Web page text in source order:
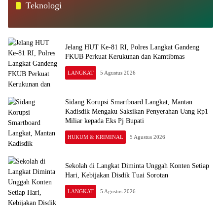
Teknologi
Jelang HUT Ke-81 RI, Polres Langkat Gandeng
FKUB Perkuat Kerukunan dan Kamtibmas
LANGKAT 5 Agustus 2026
Sidang Korupsi Smartboard Langkat, Mantan
Kadisdik Mengaku Saksikan Penyerahan Uang Rp1
Miliar kepada Eks Pj Bupati
HUKUM & KRIMINAL 5 Agustus 2026
Sekolah di Langkat Diminta Unggah Konten Setiap
Hari, Kebijakan Disdik Tuai Sorotan
LANGKAT 5 Agustus 2026